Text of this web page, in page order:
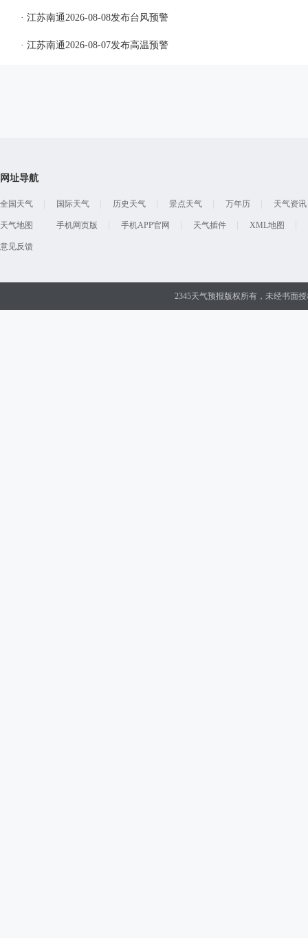
· 江苏南通2026-08-08发布台风预警
· 江苏南通2026-08-07发布高温预警
网址导航
全国天气 国际天气 历史天气 景点天气 万年历 天气资讯
天气地图 手机网页版 手机APP官网 天气插件 XML地图
意见反馈
2345天气预报版权所有，未经书面